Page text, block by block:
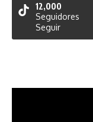
12,000
Seguidores
Seguir